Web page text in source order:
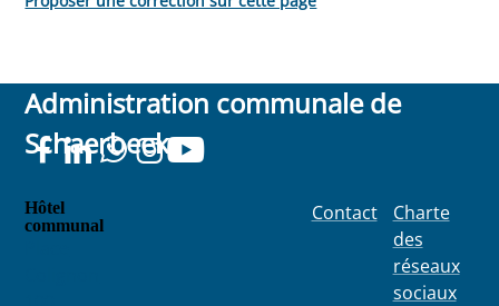
Administration communale de
Schaerbeek
Hôtel
communal
Contact
Charte
des
réseaux
sociaux